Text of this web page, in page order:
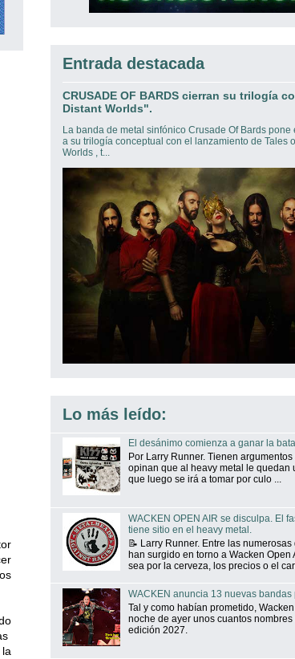
la
Entrada destacada
CRUSADE OF BARDS cierran su trilogía
Distant Worlds".
La banda de metal sinfónico Crusade Of Bards pone
a su trilogía conceptual con el lanzamiento de Tales
Worlds , t...
Lo más leído:
El desánimo comienza a ganar la
Por Larry Runner. Tienen
opinan que al heavy metal le quedan
que luego se irá a tomar por culo ...
WACKEN OPEN AIR se disculpa. El
tiene sitio en el heavy metal.
📝 Larry Runner. Entre las numerosas
han surgido en torno a Wacken
sea por la cerveza, los precios o el
WACKEN anuncia 13 nuevas bandas
Tal y como habían prometido,
noche de ayer unos cuantos nombres
edición 2027.